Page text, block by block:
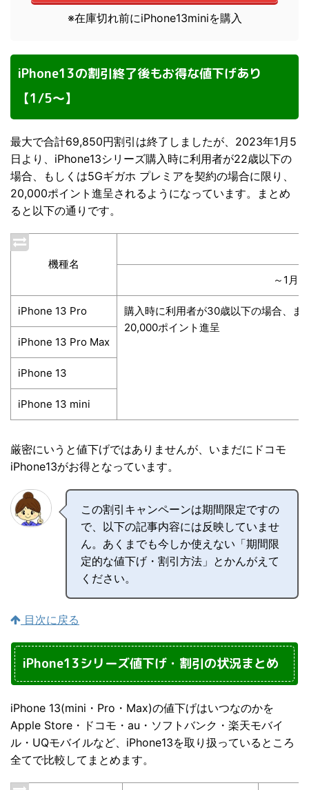
※在庫切れ前にiPhone13miniを購入
iPhone13の割引終了後もお得な値下げあり
【1/5～】
最大で合計69,850円割引は終了しましたが、2023年1月5
日より、iPhone13シリーズ購入時に利用者が22歳以下の
場合、もしくは5Gギガホ プレミアを契約の場合に限り、
20,000ポイント進呈されるようになっています。まとめ
ると以下の通りです。
機種名
～1月4
iPhone 13 Pro
購入時に利用者が30歳以下の場合、ま
20,000ポイント進呈
iPhone 13 Pro Max
iPhone 13
iPhone 13 mini
厳密にいうと値下げではありませんが、いまだにドコモ
iPhone13がお得となっています。
この割引キャンペーンは期間限定ですの
で、以下の記事内容には反映していませ
ん。あくまでも今しか使えない「期間限
定的な値下げ・割引方法」とかんがえて
ください。
目次に戻る
iPhone13シリーズ値下げ・割引の状況まとめ
iPhone 13(mini・Pro・Max)の値下げはいつなのかを
Apple Store・ドコモ・au・ソフトバンク・楽天モバイ
ル・UQモバイルなど、iPhone13を取り扱っているところ
全てで比較してまとめます。